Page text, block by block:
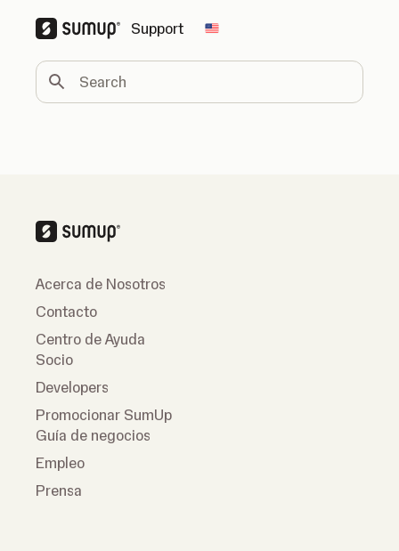
Support Change country
Search
Acerca de Nosotros
Contacto
Centro de Ayuda
Socio
Developers
Promocionar SumUp
Guía de negocios
Empleo
Prensa